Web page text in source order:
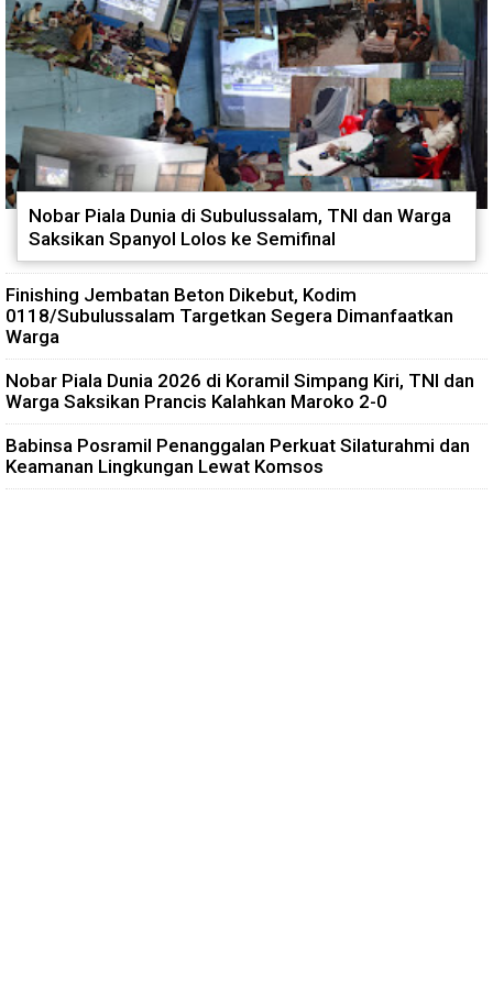
Nobar Piala Dunia di Subulussalam, TNI dan Warga
Saksikan Spanyol Lolos ke Semifinal
Finishing Jembatan Beton Dikebut, Kodim
0118/Subulussalam Targetkan Segera Dimanfaatkan
Warga
Nobar Piala Dunia 2026 di Koramil Simpang Kiri, TNI dan
Warga Saksikan Prancis Kalahkan Maroko 2-0
Babinsa Posramil Penanggalan Perkuat Silaturahmi dan
Keamanan Lingkungan Lewat Komsos